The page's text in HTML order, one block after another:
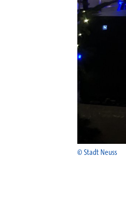
© Stadt Neuss